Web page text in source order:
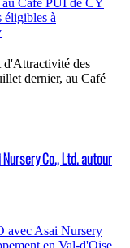
des
dernier, au Café
Nursery Co., Ltd. autour